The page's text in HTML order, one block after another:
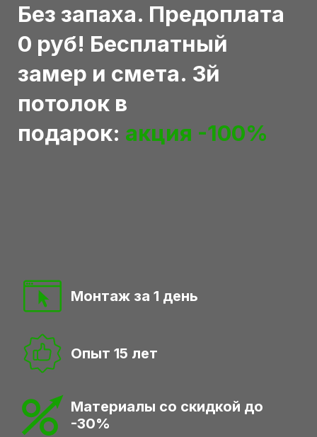
Монтаж за 1 день
Материалы со скидкой до
-30%
Опыт 15 лет
Без запаха. Предоплата
0 руб! Бесплатный
замер и смета. 3й
потолок в
подарок: акция -100%